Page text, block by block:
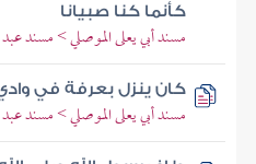
كأنما كنا صبيانا
مسند أبي يعلى الموصلي > مسند
كان ينزل بعرفة في
مسند أبي يعلى الموصلي > مسند